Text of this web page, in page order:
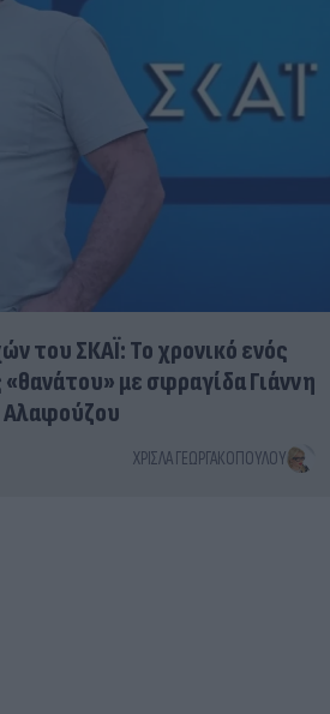
του ΣΚΑΪ: Το χρονικό ενός
με σφραγίδα Γιάννη
Αλαφούζου
ΧΡΊΣΛΑ ΓΕΩΡΓΑΚΟΠΟΎΛΟΥ